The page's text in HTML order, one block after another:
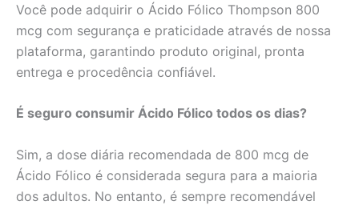
Você pode adquirir o Ácido Fólico Thompson 800
mcg com segurança e praticidade através de nossa
plataforma, garantindo produto original, pronta
entrega e procedência confiável.
É seguro consumir Ácido Fólico todos os dias?
Sim, a dose diária recomendada de 800 mcg de
Ácido Fólico é considerada segura para a maioria
dos adultos. No entanto, é sempre recomendável